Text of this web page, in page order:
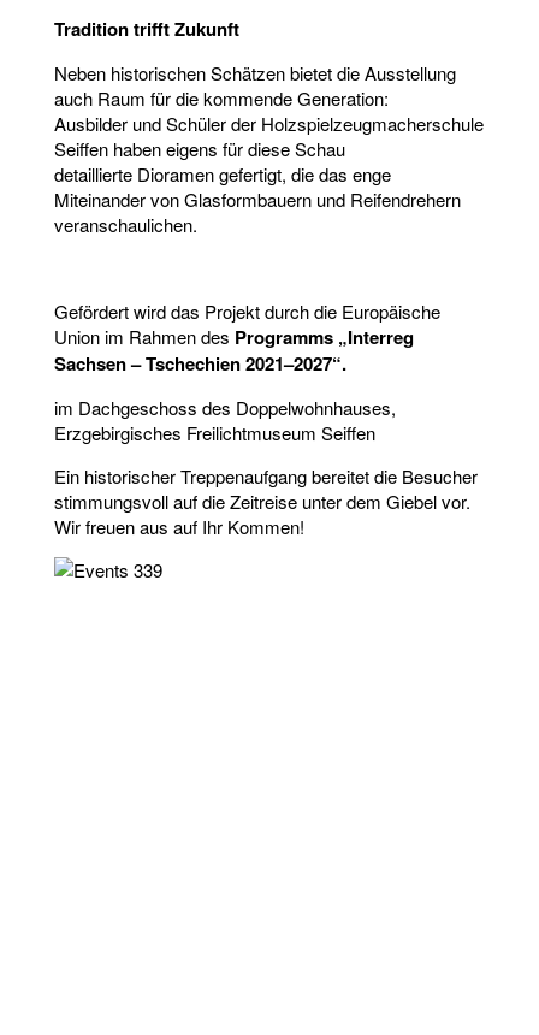
Tradition trifft Zukunft
Neben historischen Schätzen bietet die Ausstellung
auch Raum für die kommende Generation:
Ausbilder und Schüler der Holzspielzeugmacherschule
Seiffen haben eigens für diese Schau
detaillierte Dioramen gefertigt, die das enge
Miteinander von Glasformbauern und Reifendrehern
veranschaulichen.
Gefördert wird das Projekt durch die Europäische
Union im Rahmen des Programms „Interreg
Sachsen – Tschechien 2021–2027“.
im Dachgeschoss des Doppelwohnhauses,
Erzgebirgisches Freilichtmuseum Seiffen
Ein historischer Treppenaufgang bereitet die Besucher
stimmungsvoll auf die Zeitreise unter dem Giebel vor.
Wir freuen aus auf Ihr Kommen!